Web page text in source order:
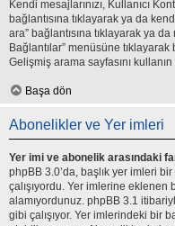
Kendi mesajlarınızı, Kullanıcı
bağlantısına tıklayarak ya da
ara” bağlantısına tıklayarak ya
Bağlantılar” menüsüne
Gelişmiş arama sayfasını
Başa dön
Abonelikler ve Yer imleri
Yer imi ve abonelik arasındaki
phpBB 3.0’da, başlık yer imleri
çalışıyordu. Yer imlerine
alamıyordunuz. phpBB 3.1
gibi çalışıyor. Yer imlerindeki bir